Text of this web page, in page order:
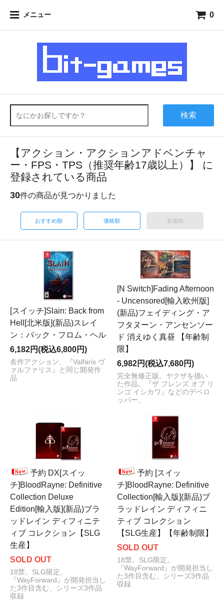
メニュー 0
検索
【アクション・アクションアドベンチャ
ー・FPS・TPS（推奨年齢17歳以上）】 に
登録されている商品
30件の商品が見つかりました
おすすめ順 価格順 新着順
[スイッチ]Slain: Back from
Hell[北米版](新品)スレイ
ン：バック・フロム・ヘル
6,182円(税込6,800円)
名作アクション、『Valfaris ヴ
ァルファリス』と同じ開発作
品
[N Switch]Fading Afternoon
- Uncensored[輸入欧州版]
(新品)フェイディング・ア
フタヌーン・アンセンソー
ド 消えゆく真昼 【年齢制
限】
6,982円(税込7,680円)
完全無修正版。ヤクザを描い
た作品。『ザ フレンズ オブ リ
ンゴ イシカワ』などのデベロ
ッパー。
予約 DX[スイッ
チ]BloodRayne: Definitive
Collection Deluxe
Edition[輸入版](新品)ブラ
ッドレイン ディフィニテ
ィブ コレクション【SLG
生産】
SOLD OUT
18禁。SLG限定。
『WayForward』が開発担当し
た3作目含む、シリーズ3作品
収録
予約 [スイッ
チ]BloodRayne: Definitive
Collection[輸入版](新品)ブ
ラッドレイン ディフィニ
ティブ コレクション
【SLG生産】【年齢制限】
SOLD OUT
18禁。SLG限定。
『WayForward』が開発担当し
た3作目含む、シリーズ3作品
収録